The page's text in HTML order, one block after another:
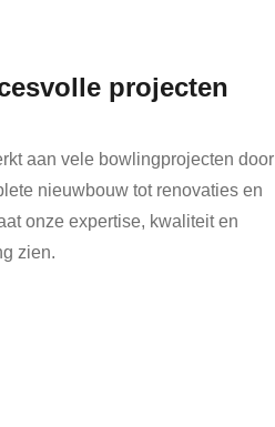
kund
projecten
aan vele bowlingprojecten door
nieuwbouw tot renovaties en
onze expertise, kwaliteit en
zien.